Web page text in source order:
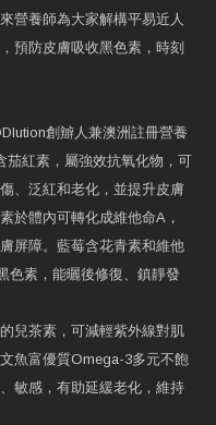
營養師為大家解構平易近人
預防皮膚吸收黑色素，時刻
創辧人兼澳洲註冊營養
茄紅素，屬強效抗氧化物，可
、泛紅和老化，並提升皮膚
於體內可轉化成維他命A，
屏障。藍莓含花青素和維他
色素，能曬後修復、鎮靜發
兒茶素，可減輕紫外線對肌
魚富優質Omega-3多元不飽
敏感，有助延緩老化，維持